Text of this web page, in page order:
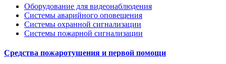
Оборудование для видеонаблюдения
Системы аварийного оповещения
Системы охранной сигнализации
Системы пожарной сигнализации
Средства пожаротушения и первой помощи